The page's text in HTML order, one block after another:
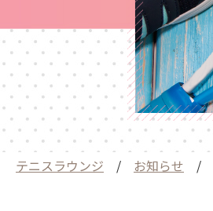
テニスラウンジ / お知らせ /